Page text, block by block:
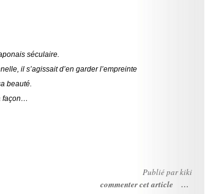
séculaire.
il s’agissait d’en garder l’empreinte
beauté.
façon…
Publié par kiki
commenter cet article
…